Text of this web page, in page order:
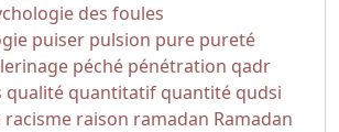
des foules
puiser pulsion pure pureté
péché pénétration qadr
qualité quantitatif quantité qudsi
racisme raison ramadan Ramadan